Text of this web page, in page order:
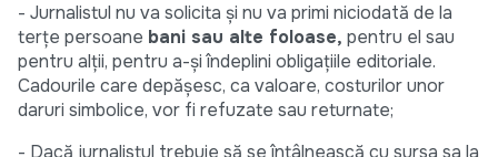
- Jurnalistul nu va solicita și nu va primi niciodată de la
terţe persoane bani sau alte foloase, pentru el sau
pentru alţii, pentru a-și îndeplini obligaţiile editoriale.
Cadourile care depășesc, ca valoare, costurilor unor
daruri simbolice, vor fi refuzate sau returnate;
- Dacă jurnalistul trebuie să se întâlnească cu sursa sa la